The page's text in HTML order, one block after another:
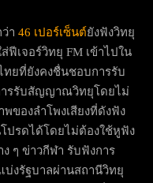
า 46 เปอร์เซ็นต์ยังฟังวิทยุ
ฟีเจอร์วิทยุ FM เข้าไปใน
ทยที่ยังคงชื่นชอบการรับ
รรับสัญญาณวิทยุโดยไม่
ของลำโพงเสียงที่ดังฟัง
ปรดได้โดยไม่ต้องใช้หูฟัง
ๆ ข่าวกีฬา รับฟังการ
บ่งรัฐบาลผ่านสถานีวิทยุ